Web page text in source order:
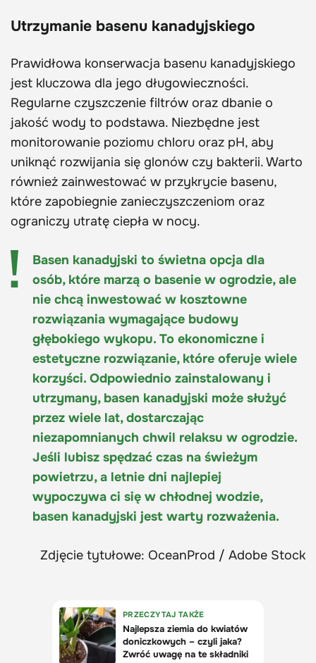
Utrzymanie basenu kanadyjskiego
Prawidłowa konserwacja basenu kanadyjskiego
jest kluczowa dla jego długowieczności.
Regularne czyszczenie filtrów oraz dbanie o
jakość wody to podstawa. Niezbędne jest
monitorowanie poziomu chloru oraz pH, aby
uniknąć rozwijania się glonów czy bakterii. Warto
również zainwestować w przykrycie basenu,
które zapobiegnie zanieczyszczeniom oraz
ograniczy utratę ciepła w nocy.
Basen kanadyjski to świetna opcja dla
osób, które marzą o basenie w ogrodzie, ale
nie chcą inwestować w kosztowne
rozwiązania wymagające budowy
głębokiego wykopu. To ekonomiczne i
estetyczne rozwiązanie, które oferuje wiele
korzyści. Odpowiednio zainstalowany i
utrzymany, basen kanadyjski może służyć
przez wiele lat, dostarczając
niezapomnianych chwil relaksu w ogrodzie.
Jeśli lubisz spędzać czas na świeżym
powietrzu, a letnie dni najlepiej
wypoczywa ci się w chłodnej wodzie,
basen kanadyjski jest warty rozważenia.
Zdjęcie tytułowe: OceanProd / Adobe Stock